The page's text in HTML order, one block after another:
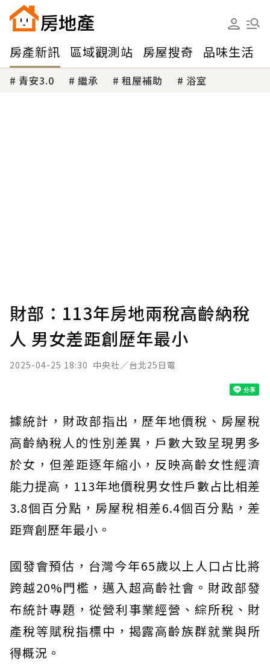
房產新訊 區域觀測站 房屋搜奇 品味生活
青安3.0 繼承 租屋補助 浴室
財部：113年房地兩稅高齡納稅
人 男女差距創歷年最小
2025-04-25 18:30 中央社／台北25日電
據統計，財政部指出，歷年地價稅、房屋稅
高齡納稅人的性別差異，戶數大致呈現男多
於女，但差距逐年縮小，反映高齡女性經濟
能力提高，113年地價稅男女性戶數占比相差
3.8個百分點，房屋稅相差6.4個百分點，差
距齊創歷年最小。
國發會預估，台灣今年65歲以上人口占比將
跨越20%門檻，邁入超高齡社會。財政部發
布統計專題，從營利事業經營、綜所稅、財
產稅等賦稅指標中，揭露高齡族群就業與所
得概況。